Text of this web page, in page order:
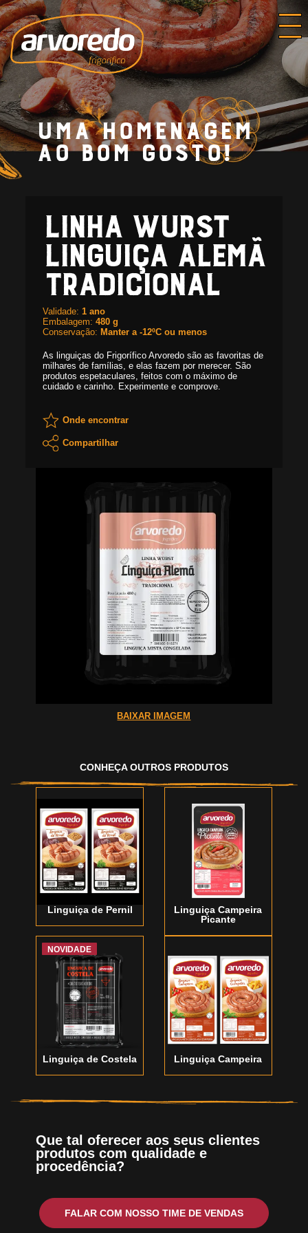
Umahomenagem
ao bom gosto!
Linha Wurst
Linguiça Alemã
Tradicional
Validade:1 ano
Embalagem:480 g
Conservação: Manter a -12ºC ou menos
As linguiças do Frigorífico Arvoredo são as favoritas de
milhares de famílias, e elas fazem por merecer. São
produtos espetaculares, feitos com o máximo de
cuidado e carinho. Experimente e comprove.
Onde encontrar
Compartilhar
BAIXAR IMAGEM
CONHEÇA OUTROS PRODUTOS
Linguiça de Pernil
Linguiça Campeira
Picante
NOVIDADE
Linguiça de Costela Linguiça Campeira
Que tal oferecer aos seus clientes
produtos com qualidade e
procedência?
FALAR COM NOSSO TIME DE VENDAS